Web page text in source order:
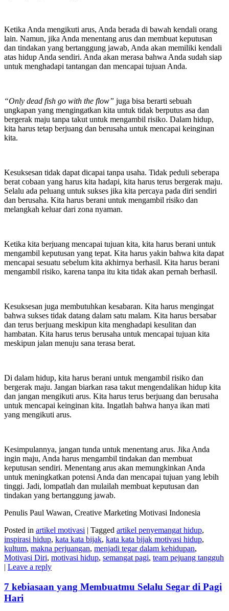
Ketika Anda mengikuti arus, Anda berada di bawah kendali orang
lain. Namun, jika Anda menentang arus dan membuat keputusan
dan tindakan yang bertanggung jawab, Anda akan memiliki kendali
atas hidup Anda sendiri. Anda akan merasa bahwa Anda sudah siap
untuk menghadapi tantangan dan mencapai tujuan Anda.
“Only dead fish go with the flow” juga bisa berarti sebuah
ungkapan yang mengingatkan kita untuk tidak berputus asa dan
bergerak maju tanpa takut untuk mengambil risiko. Dalam hidup,
kita harus tetap berjuang dan berusaha untuk mencapai keinginan
kita.
Kesuksesan tidak dapat dicapai tanpa usaha. Tidak peduli seberapa
berat cobaan yang harus kita hadapi, kita harus terus bergerak maju.
Selalu ada peluang untuk sukses jika kita percaya pada diri sendiri
dan berusaha. Kita harus berani untuk mengambil risiko dan
melangkah keluar dari zona nyaman.
Ketika kita berjuang mencapai tujuan kita, kita harus berani untuk
mengambil keputusan yang tepat. Kita harus yakin bahwa kita dapat
mencapai sesuatu sebelum kita akhirnya berhasil. Kita harus berani
mengambil risiko, karena tanpa itu kita tidak akan pernah berhasil.
Kesuksesan juga membutuhkan kesabaran. Kita harus mengingat
bahwa sukses tidak datang dalam satu malam. Kita harus bersabar
dan terus berjuang meskipun kita menghadapi kesulitan dan
hambatan. Kita harus terus berusaha untuk mencapai tujuan kita
meskipun jalan menuju sana terasa berat.
Di dalam hidup, kita harus berani untuk mengambil risiko dan
bergerak maju. Jangan biarkan rasa takut mengendalikan hidup kita
dan jangan mengikuti arus. Kita harus terus berjuang dan berusaha
untuk mencapai keinginan kita. Ingatlah bahwa hanya ikan mati
yang mengikuti arus.
Kesimpulannya, jangan tunda untuk menentang arus. Jika Anda
ingin maju, Anda harus mengambil tindakan dan membuat
keputusan sendiri. Menentang arus akan memungkinkan Anda
untuk meningkatkan potensi Anda dan mencapai tujuan yang lebih
tinggi. Jadi, lompatlah dan mulailah membuat keputusan dan
tindakan yang bertanggung jawab.
Penulis Paul Wawan, Creative Marketing Motivasi Indonesia
Posted in artikel motivasi | Tagged artikel penyemangat hidup,
inspirasi hidup, kata kata bijak, kata kata bijak motivasi hidup,
kultum, makna perjuangan, menjadi tegar dalam kehidupan,
Motivasi Diri, motivasi hidup, semangat pagi, team pejuang tangguh
| Leave a reply
7 kebiasaan yang Membuatmu Selalu Segar di Pagi
Hari